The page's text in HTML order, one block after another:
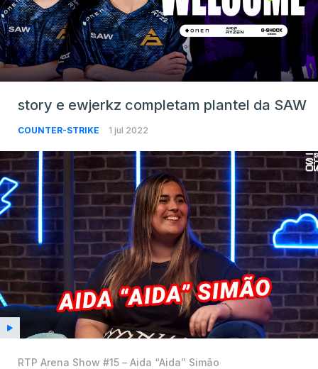
story e ewjerkz completam plantel da SAW
COUNTER-STRIKE 1 jul 2022
RTP Arena Show #15 – Aida “Aida” Simão